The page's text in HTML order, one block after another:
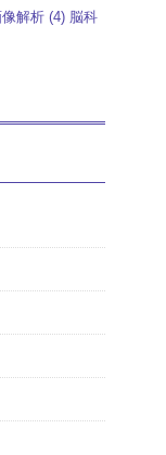
像解析 (4) 脳科